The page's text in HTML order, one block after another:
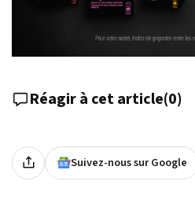
Réagir à cet article(0)
Suivez-nous sur Google